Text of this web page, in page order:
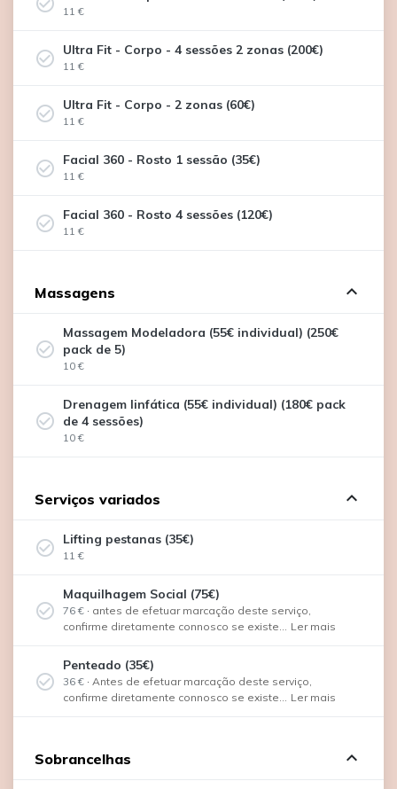
11 €
check_circle_outline Ultra Fit - Corpo - 4 sessões 2 zonas (200€)
11 €
check_circle_outline Ultra Fit - Corpo - 2 zonas (60€)
11 €
check_circle_outline Facial 360 - Rosto 1 sessão (35€)
11 €
check_circle_outline Facial 360 - Rosto 4 sessões (120€)
11 €
Massagens expand_less
check_circle_outline
Massagem Modeladora (55€ individual) (250€
pack de 5)
10 €
check_circle_outline
Drenagem linfática (55€ individual) (180€ pack
de 4 sessões)
10 €
Serviços variados expand_less
check_circle_outline Lifting pestanas (35€)
11 €
check_circle_outline
Maquilhagem Social (75€)
76 € · antes de efetuar marcação deste serviço,
confirme diretamente connosco se existe... Ler mais
check_circle_outline
Penteado (35€)
36 € · Antes de efetuar marcação deste serviço,
confirme diretamente connosco se existe... Ler mais
Sobrancelhas expand_less